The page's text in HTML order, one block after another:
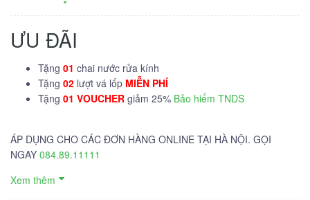
ƯU ĐÃI
Tặng 01 chai nước rửa kính
Tặng 02 lượt vá lốp MIỄN PHÍ
Tặng 01 VOUCHER giảm 25% Bảo hiểm TNDS
ÁP DỤNG CHO CÁC ĐƠN HÀNG ONLINE TẠI HÀ NỘI. GỌI
NGAY 084.89.11111
Xem thêm